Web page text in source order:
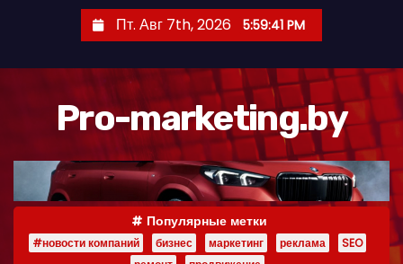
Пт. Авг 7th, 2026 5:59:42 PM
Pro-marketing.by
Популярные метки
#новости компаний бизнес маркетинг реклама
SEO